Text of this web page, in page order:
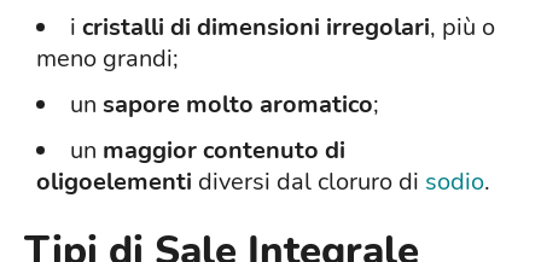
i cristalli di dimensioni irregolari, più o
meno grandi;
un sapore molto aromatico;
un maggior contenuto di
oligoelementi diversi dal cloruro di sodio.